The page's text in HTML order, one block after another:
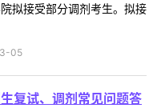
拟接受部分调剂考生。拟接
05
复试、调剂常见问题答